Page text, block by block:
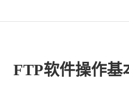
FTP软件操作基